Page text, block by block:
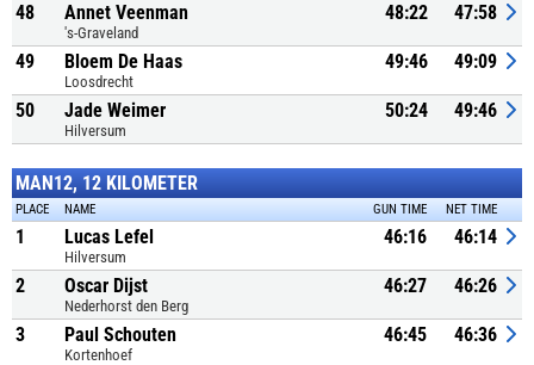
48 Annet Veenman
's-Graveland
48:22 47:58
49 Bloem De Haas
Loosdrecht
49:46 49:09
50 Jade Weimer
Hilversum
50:24 49:46
MAN12, 12 KILOMETER
PLACE NAME GUN TIME NET TIME
1 Lucas Lefel
Hilversum
46:16 46:14
2 Oscar Dijst
Nederhorst den Berg
46:27 46:26
3 Paul Schouten
Kortenhoef
46:45 46:36